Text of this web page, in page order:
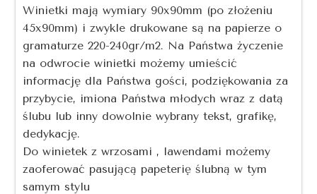
Winietki mają wymiary 90x90mm (po złożeniu
45x90mm) i zwykle drukowane są na papierze o
gramaturze 220-240gr/m2. Na Państwa życzenie
na odwrocie winietki możemy umieścić
informację dla Państwa gości, podziękowania za
przybycie, imiona Państwa młodych wraz z datą
ślubu lub inny dowolnie wybrany tekst, grafikę,
dedykację.
Do winietek z wrzosami , lawendami możemy
zaoferować pasującą papeterię ślubną w tym
samym stylu